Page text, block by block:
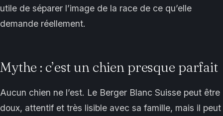
utile de séparer l’image de la race de ce qu’elle
demande réellement.
Mythe : c’est un chien presque parfait
Aucun chien ne l’est. Le Berger Blanc Suisse peut être
doux, attentif et très lisible avec sa famille, mais il peut